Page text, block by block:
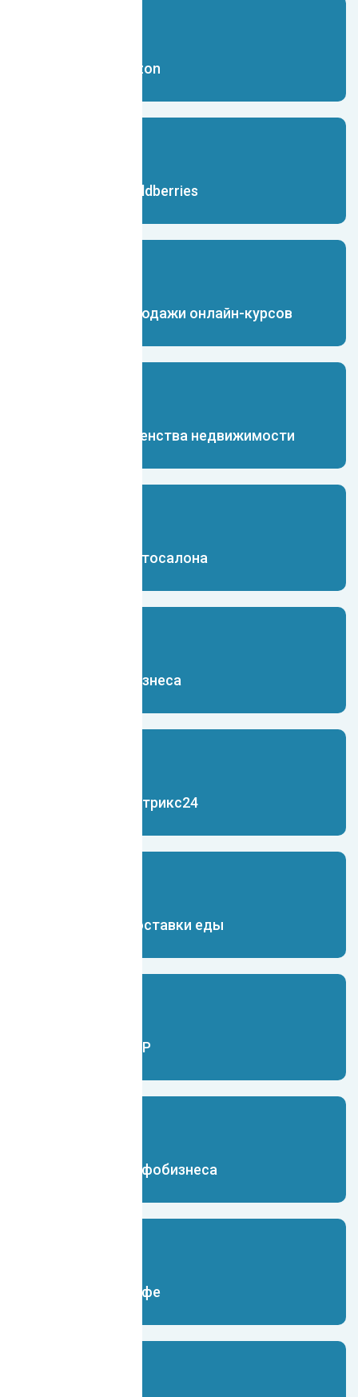
Чат-бот для Ozon
Чат-бот для Wildberries
Чат-бот для продажи онлайн-курсов
Чат-бот для агенства недвижимости
Чат-бот для автосалона
Чат-бот для бизнеса
Чат-бот для Битрикс24
Чат-бот для доставки еды
Чат-бот для ERP
Чат-бот для инфобизнеса
Чат-бот для кафе